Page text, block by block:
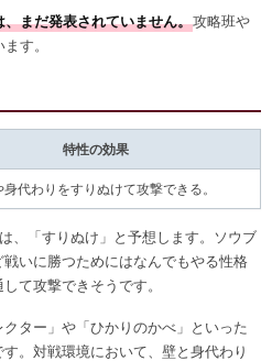
、まだ発表されていません。攻略班や
す。
特性の効果
代わりをすりぬけて攻撃できる。
、「すりぬけ」と予想します。ソウブ
いに勝つためにはなんでもやる性格
て攻撃できそうです。
クター」や「ひかりのかべ」といった
。対戦環境において、壁と身代わり